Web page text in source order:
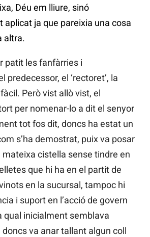
Déu em lliure, sinó
ja que pareixia una cosa
altra.
patit les fanfàrries i
predecessor, el ‘rectoret’, la
Però vist allò vist, el
per nomenar-lo a dit el senyor
tot fos dit, doncs ha estat un
s’ha demostrat, puix va posar
mateixa cistella sense tindre en
que hi ha en el partit de
en la sucursal, tampoc hi
i suport en l’acció de govern
qual inicialment semblava
va anar tallant algun coll